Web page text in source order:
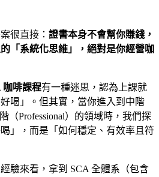
很直接： 證書本身不會幫你賺錢，
「系統化思維」，絕對是你經營咖
咖啡課程有一種迷思，認為上課就
喝」。但其實，當你進入到中階
（Professional）的領域時，我們探
」，而是「如何穩定、有效率且符
驗來看，拿到 SCA 全體系（包含